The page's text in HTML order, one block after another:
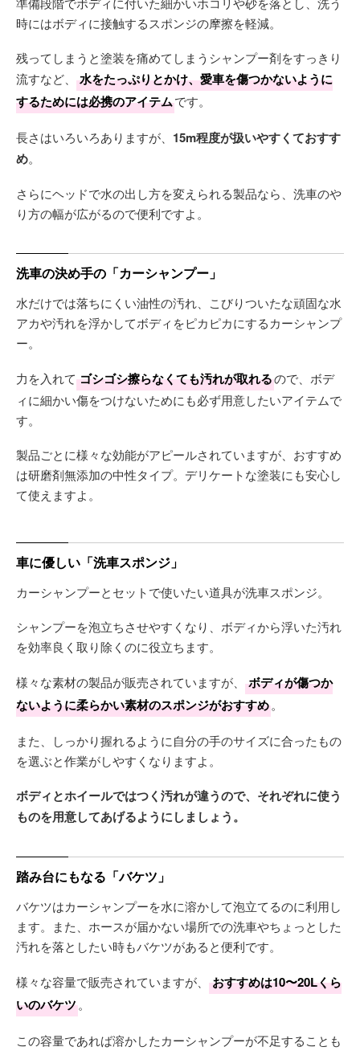
時にはボディに接触するスポンジの摩擦を軽減。
残ってしまうと塗装を痛めてしまうシャンプー剤をすっきり
流すなど、
水をたっぷりとかけ、愛車を傷つかないように
するためには必携のアイテムです。
長さはいろいろありますが、 15m程度が扱いやすくておすす
め。
さらにヘッドで水の出し方を変えられる製品なら、洗車のや
り方の幅が広がるので便利ですよ。
洗車の決め手の「カーシャンプー」
水だけでは落ちにくい油性の汚れ、こびりついたな頑固な水
アカや汚れを浮かしてボディをピカピカにするカーシャンプ
ー。
力を入れて ゴシゴシ擦らなくても汚れが取れるので、ボデ
ィに細かい傷をつけないためにも必ず用意したいアイテムで
す。
製品ごとに様々な効能がアピールされていますが、おすすめ
は研磨剤無添加の中性タイプ。デリケートな塗装にも安心し
て使えますよ。
車に優しい「洗車スポンジ」
カーシャンプーとセットで使いたい道具が洗車スポンジ。
シャンプーを泡立ちさせやすくなり、ボディから浮いた汚れ
を効率良く取り除くのに役立ちます。
様々な素材の製品が販売されていますが、
ボディが傷つか
ないように柔らかい素材のスポンジがおすすめ。
また、しっかり握れるように自分の手のサイズに合ったもの
を選ぶと作業がしやすくなりますよ。
ボディとホイールではつく汚れが違うので、それぞれに使う
ものを用意してあげるようにしましょう。
踏み台にもなる「バケツ」
バケツはカーシャンプーを水に溶かして泡立てるのに利用し
ます。また、ホースが届かない場所での洗車やちょっとした
汚れを落としたい時もバケツがあると便利です。
様々な容量で販売されていますが、
おすすめは10〜20Lくら
いのバケツ。
この容量であれば溶かしたカーシャンプーが不足することも